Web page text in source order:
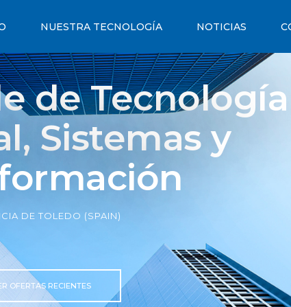
NUESTRA TECNOLOGÍA NOTICIAS
de Tecnología
Sistemas y
DE TOLEDO (SPAIN)
OFERTAS RECIENTES